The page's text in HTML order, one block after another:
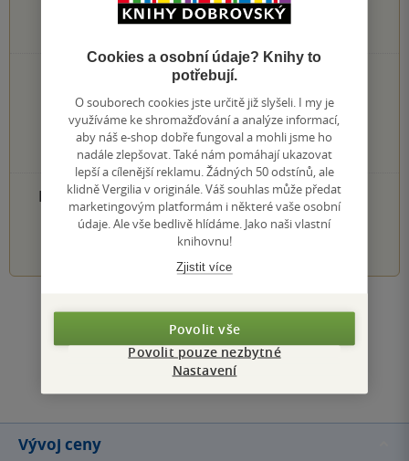
0hodnocení čtenářů
0×
5 hvězdiček
0×
4 hvězdičky
0×
3 hvězdičky
0×
2 hvězdičky
0×
1 hvezdička
PŘIDEJTE SVÉ HODNOCENÍ PRODUKTU
3 4 5
Zobrazit všechna hodnocení
Přidat hodnocení
Vývoj ceny
Cookies a osobní údaje? Knihy to
potřebují.
O souborech cookies jste určitě již slyšeli. I my je
využíváme ke shromažďování a analýze informací,
aby náš e-shop dobře fungoval a mohli jsme ho
nadále zlepšovat. Také nám pomáhají ukazovat
lepší a cílenější reklamu. Žádných 50 odstínů, ale
klidně Vergilia v originále. Váš souhlas může předat
marketingovým platformám i některé vaše osobní
údaje. Ale vše bedlivě hlídáme. Jako naši vlastní
knihovnu!
Zjistit více
Povolit vše
Povolit pouze nezbytné
Nastavení